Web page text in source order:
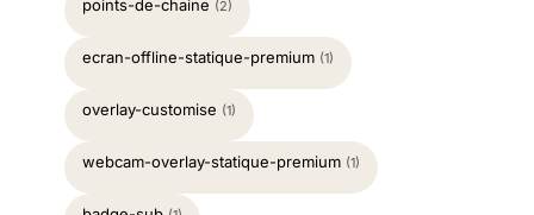
points-de-chaine (2)
ecran-offline-statique-premium (1)
overlay-customise (1)
webcam-overlay-statique-premium (1)